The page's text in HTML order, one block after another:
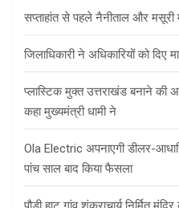
सप्ताहांत से पहले नैनीताल और मसूरी
जिलाधिकारी ने अधिकारियों को
प्लास्टिक मुक्त उत्तराखंड बनाने की
कहा मुख्यमंत्री धामी ने
Ola Electric अपनाएगी डीलर-
पांच साल बाद किया फैसला